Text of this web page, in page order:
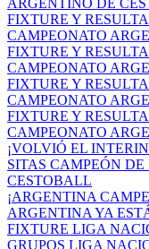
FIXTURE Y
CAMPEONATO
FIXTURE Y
CAMPEONATO
FIXTURE Y
CAMPEONATO
FIXTURE Y
CAMPEONATO
¡VOLVIÓ EL
SITAS CAMPEÓN
CESTOBALL
¡ARGENTINA
ARGENTINA YA
FIXTURE LIGA
GRUPOS LIGA